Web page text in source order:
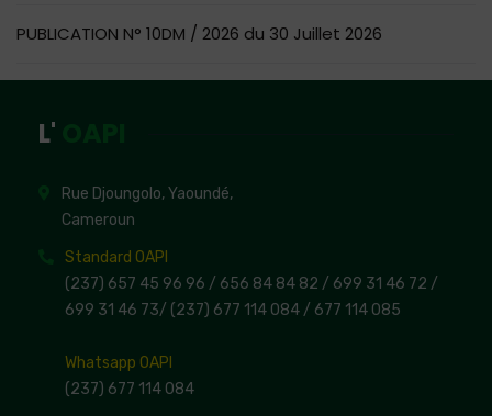
PUBLICATION N° 10DM / 2026 du 30 Juillet 2026
L'
Rue Djoungolo, Yaoundé,
Cameroun
Standard OAPI
(237) 657 45 96 96 / 656 84 84 82 / 699 31 46 72 /
699 31 46 73/ (237) 677 114 084 / 677 114 085
Whatsapp OAPI
(237) 677 114 084